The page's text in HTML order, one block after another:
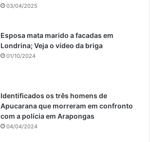
03/04/2025
Esposa mata marido a facadas em
Londrina; Veja o vídeo da briga
01/10/2024
Identificados os três homens de
Apucarana que morreram em confronto
com a polícia em Arapongas
04/04/2024